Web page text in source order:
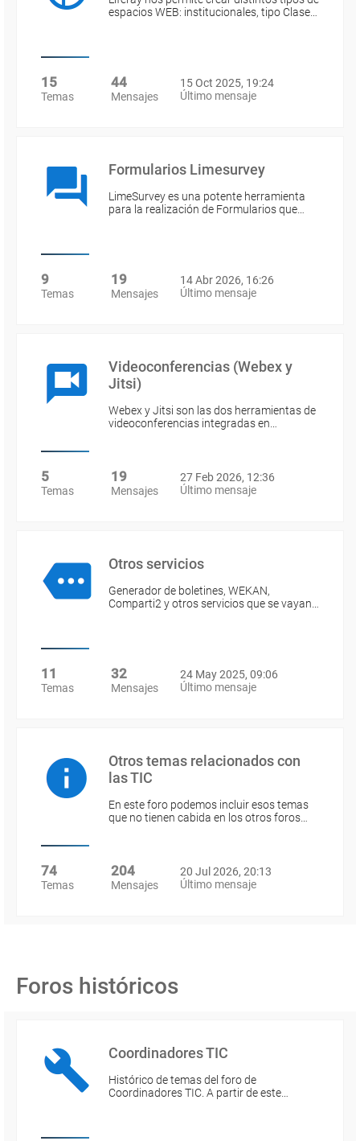
espacios WEB: institucionales, tipo Clase…
15
Temas
44
Mensajes
15 Oct 2025, 19:24
Último mensaje
Formularios Limesurvey
LimeSurvey es una potente herramienta
para la realización de Formularios que…
9
Temas
19
Mensajes
14 Abr 2026, 16:26
Último mensaje
Videoconferencias (Webex y
Jitsi)
Webex y Jitsi son las dos herramientas de
videoconferencias integradas en…
5
Temas
19
Mensajes
27 Feb 2026, 12:36
Último mensaje
Otros servicios
Generador de boletines, WEKAN,
Comparti2 y otros servicios que se vayan…
11
Temas
32
Mensajes
24 May 2025, 09:06
Último mensaje
Otros temas relacionados con
las TIC
En este foro podemos incluir esos temas
que no tienen cabida en los otros foros…
74
Temas
204
Mensajes
20 Jul 2026, 20:13
Último mensaje
Foros históricos
Coordinadores TIC
Histórico de temas del foro de
Coordinadores TIC. A partir de este…